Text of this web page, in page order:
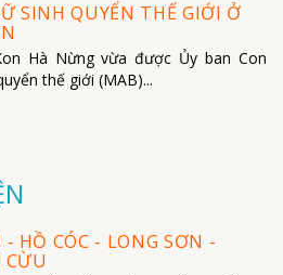
SINH QUYỂN THẾ GIỚI Ở
Hà Nừng vừa được Ủy ban Con
thế giới (MAB)...
HỒ CÓC - LONG SƠN -
CỪU